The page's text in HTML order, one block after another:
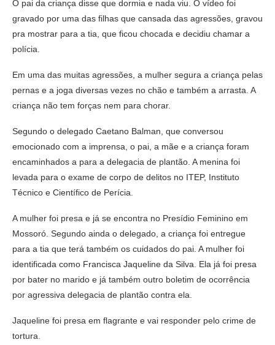
O pai da criança disse que dormia e nada viu. O vídeo foi
gravado por uma das filhas que cansada das agressões, gravou
pra mostrar para a tia, que ficou chocada e decidiu chamar a
polícia.
Em uma das muitas agressões, a mulher segura a criança pelas
pernas e a joga diversas vezes no chão e também a arrasta. A
criança não tem forças nem para chorar.
Segundo o delegado Caetano Balman, que conversou
emocionado com a imprensa, o pai, a mãe e a criança foram
encaminhados a para a delegacia de plantão. A menina foi
levada para o exame de corpo de delitos no ITEP, Instituto
Técnico e Científico de Perícia.
A mulher foi presa e já se encontra no Presídio Feminino em
Mossoró. Segundo ainda o delegado, a criança foi entregue
para a tia que terá também os cuidados do pai. A mulher foi
identificada como Francisca Jaqueline da Silva. Ela já foi presa
por bater no marido e já também outro boletim de ocorrência
por agressiva delegacia de plantão contra ela.
Jaqueline foi presa em flagrante e vai responder pelo crime de
tortura.